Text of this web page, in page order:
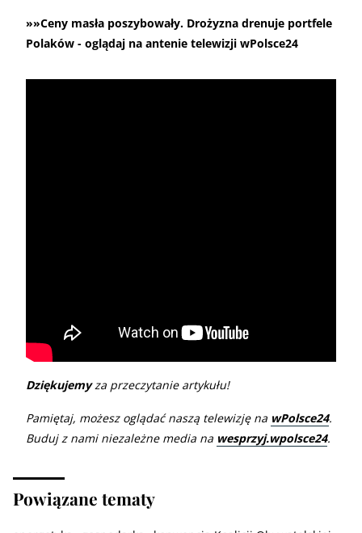
»»Ceny masła poszybowały. Drożyzna drenuje portfele
Polaków - oglądaj na antenie telewizji wPolsce24
Dziękujemyza przeczytanie artykułu!
Pamiętaj, możesz oglądać naszą telewizję na wPolsce24.
Buduj z nami niezależne media na wesprzyj.wpolsce24.
Powiązane tematy